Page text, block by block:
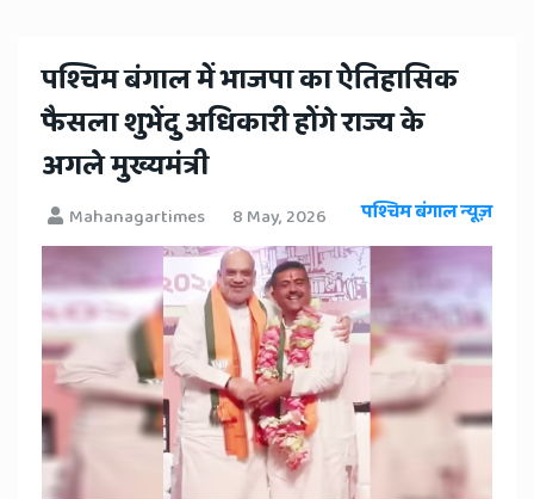
​पश्चिम बंगाल में भाजपा का ऐतिहासिक
फैसला शुभेंदु अधिकारी होंगे राज्य के
अगले मुख्यमंत्री
Mahanagartimes 8 May, 2026 पश्चिम बंगाल न्यूज़